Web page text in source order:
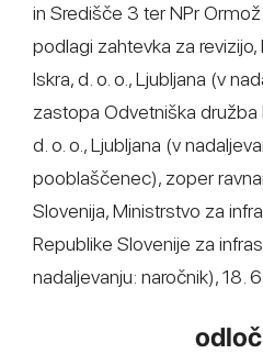
in Središče 3 ter NPr
podlagi zahtevka za revizijo,
Iskra, d. o. o., Ljubljana (v
zastopa Odvetniška družba
d. o. o., Ljubljana (v
pooblaščenec), zoper
Slovenija, Ministrstvo za
Republike Slovenije za
nadaljevanju: naročnik), 18.